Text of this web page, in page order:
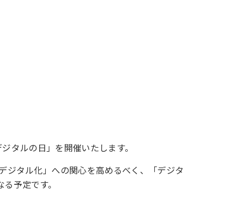
タルの日」を開催いたします。
ジタル化」への関心を高めるべく、「デジタ
予定です。